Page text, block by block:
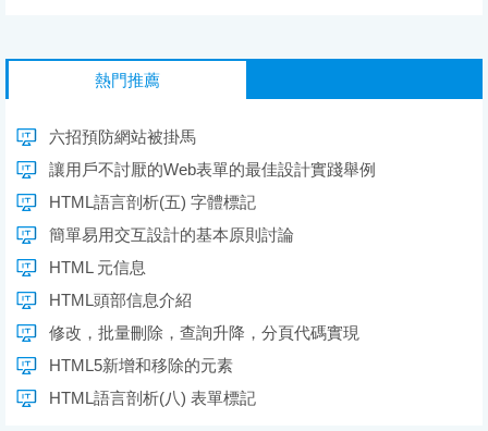
熱門推薦
六招預防網站被掛馬
讓用戶不討厭的Web表單的最佳設計實踐舉例
HTML語言剖析(五) 字體標記
簡單易用交互設計的基本原則討論
HTML 元信息
HTML頭部信息介紹
修改，批量刪除，查詢升降，分頁代碼實現
HTML5新增和移除的元素
HTML語言剖析(八) 表單標記